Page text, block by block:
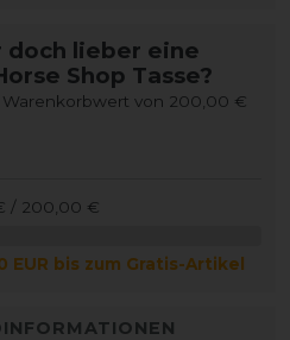
doch lieber eine
Shop Tasse?
von 200,00 €
/ 200,00 €
bis zum Gratis-Artikel